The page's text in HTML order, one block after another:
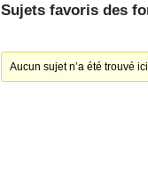
Sujets favoris des
Aucun sujet n’a été trouvé